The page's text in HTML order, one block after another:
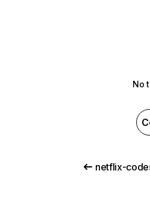
No
netflix-